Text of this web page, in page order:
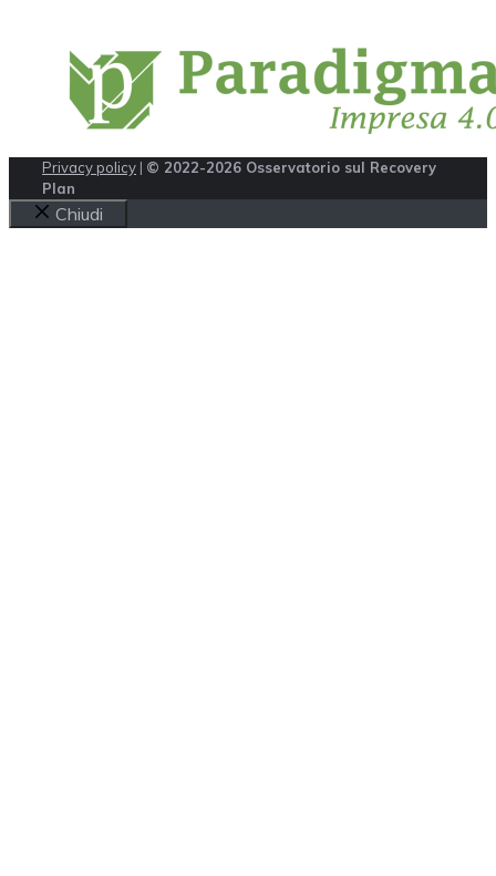
Privacy policy | © 2022-2026 Osservatorio sul Recovery
Plan
Chiudi